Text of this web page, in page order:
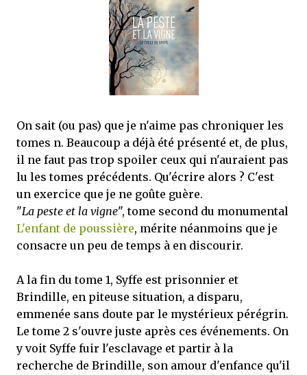
mettre sous tous les yeux. C'est cela...
On sait (ou pas) que je n'aime pas chroniquer les
tomes n. Beaucoup a déjà été présenté et, de plus,
il ne faut pas trop spoiler ceux qui n'auraient pas
lu les tomes précédents. Qu'écrire alors ? C'est
un exercice que je ne goûte guère.
"La peste et la vigne", tome second du monumental
L'enfant de poussière, mérite néanmoins que je
consacre un peu de temps à en discourir.
A la fin du tome 1, Syffe est prisonnier et
Brindille, en piteuse situation, a disparu,
emmenée sans doute par le mystérieux pérégrin.
Le tome 2 s'ouvre juste après ces événements. On
y voit Syffe fuir l'esclavage et partir à la
recherche de Brindille, son amour d'enfance qu'il